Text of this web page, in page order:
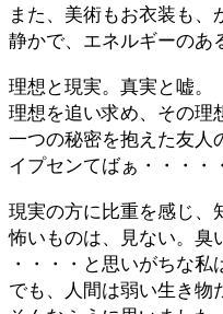
また、美術もお衣装も、
静かで、エネルギーのあ
理想と現実。真実と嘘。
理想を追い求め、その理
一つの秘密を抱えた友人
イプセンてばぁ・・・・
現実の方に比重を感じ、
怖いものは、見ない。臭
・・・・と思いがちな
でも、人間は弱い生き物